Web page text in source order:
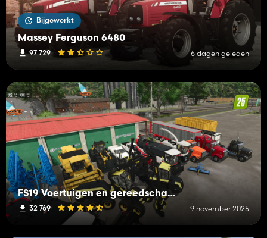
Bijgewerkt
Massey Ferguson 6480
97 729 6 dagen geleden
FS19 Voertuigen en gereedschappen (L-R)
32 769 9 november 2025